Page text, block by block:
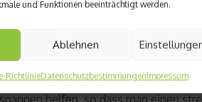
und Funktionen beeinträchtigt werden.
Ablehnen
RichtlinieDatenschutzbestimmungenImpressum
zu verwenden sind!
anbetrifft kann man
Aktivität der Haarwurzel im
helfen, so dass man einen